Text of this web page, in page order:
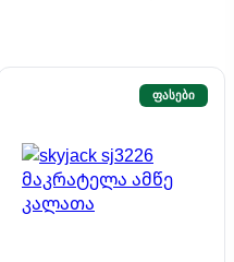
ᲤᲐᲡᲔᲑᲘ